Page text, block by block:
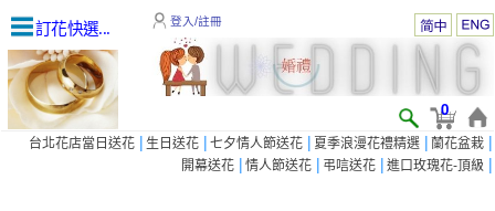
訂花快選... 登入/註冊
0
台北花店當日送花 | 生日送花 | 七夕情人節送花 | 夏季浪漫花禮精選 | 蘭花盆栽 |
開幕送花 | 情人節送花 | 弔唁送花 | 進口玫瑰花-頂級 |